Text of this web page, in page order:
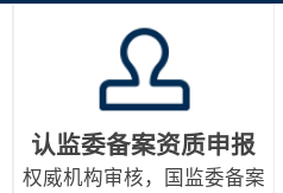
认监委备案资质申报
权威机构审核，国监委备案